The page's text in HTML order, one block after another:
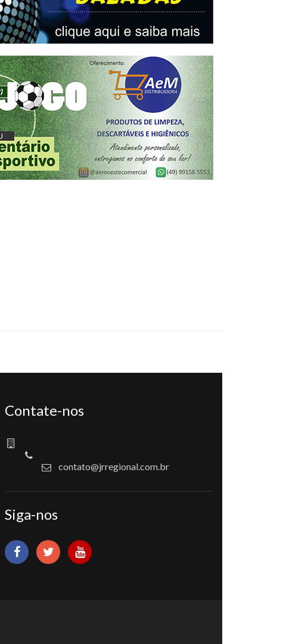
Contate-nos
contato@jrregional.com.br
Siga-nos